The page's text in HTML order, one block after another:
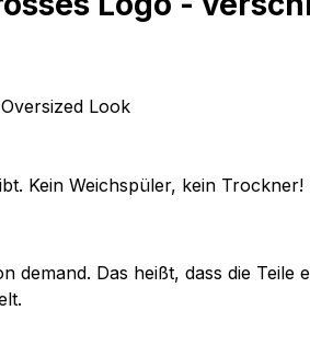
Look
Kein Weichspüler, kein Trockner!
Das heißt, dass die